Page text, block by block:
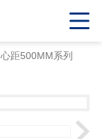
距500MM系列